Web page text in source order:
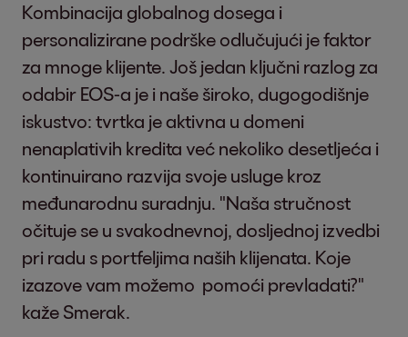
Kombinacija globalnog dosega i
personalizirane podrške odlučujući je faktor
za mnoge klijente. Još jedan ključni razlog za
odabir EOS-a je i naše široko, dugogodišnje
iskustvo: tvrtka je aktivna u domeni
nenaplativih kredita već nekoliko desetljeća i
kontinuirano razvija svoje usluge kroz
međunarodnu suradnju. "Naša stručnost
očituje se u svakodnevnoj, dosljednoj izvedbi
pri radu s portfeljima naših klijenata. Koje
izazove vam možemo pomoći prevladati?"
kaže Smerak.